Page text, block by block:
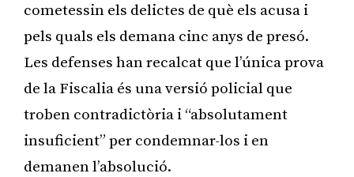
cometessin els delictes de què els acusa i
pels quals els demana cinc anys de presó.
Les defenses han recalcat que l’única prova
de la Fiscalia és una versió policial que
troben contradictòria i “absolutament
insuficient” per condemnar-los i en
demanen l’absolució.